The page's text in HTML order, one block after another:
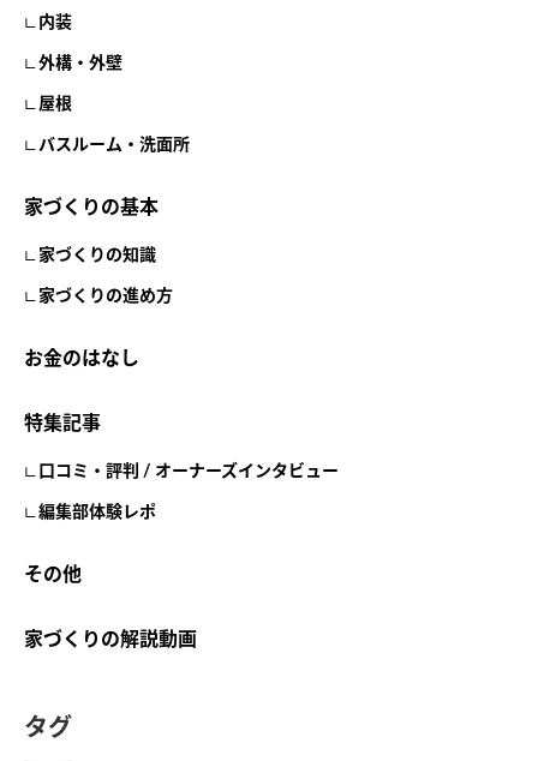
内装
外構・外壁
屋根
バスルーム・洗面所
家づくりの基本
家づくりの知識
家づくりの進め方
お金のはなし
特集記事
口コミ・評判 / オーナーズインタビュー
編集部体験レポ
その他
家づくりの解説動画
タグ